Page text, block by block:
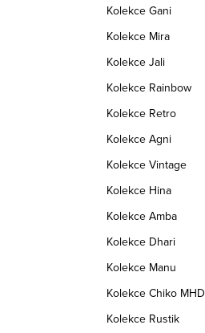
Kolekce Gani
Kolekce Mira
Kolekce Jali
Kolekce Rainbow
Kolekce Retro
Kolekce Agni
Kolekce Vintage
Kolekce Hina
Kolekce Amba
Kolekce Dhari
Kolekce Manu
Kolekce Chiko MHD
Kolekce Rustik